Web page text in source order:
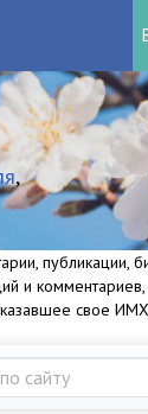
,
публикации,
и
свое